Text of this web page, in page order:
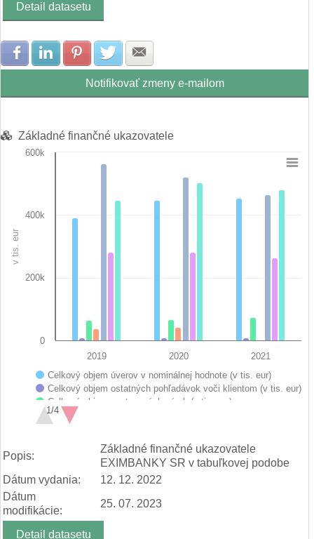
Detail datasetu
Zdielať na Facebook
Zdielať na LinkedIn
Zdielať na Pinterest
Zdielať na Twitter
Notifikovať zmeny e-mailom
Základné finančné ukazovatele
Bar chart with 7 data series.
View as data table, Chart
The chart has 1 X axis displaying categories.
The chart has 1 Y axis displaying v tis. eur. Data ranges from
v tis. eur
Celkový objem úverov v nominálnej hodnote (v tis. eur)
Celkový objem ostatných pohľadávok voči klientom (v tis. eur)
Celkový objem vystavených záruk (v tis. eur)
Celkový objem vystavených antikorona záruk (v tis. eur)
Vlastné imanie (v tis. eur)
Bilančná suma (v tis. eur)
1/4
2019 2020 2021
0
200k
400k
600k
Popis:
Základné finančné ukazovatele
EXIMBANKY SR v tabuľkovej podobe
Dátum vydania:
12. 12. 2022
Dátum
modifikácie:
25. 07. 2023
Detail datasetu